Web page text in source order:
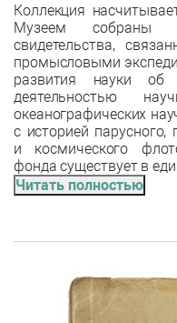
Коллекция
Музеем собраны
свидетельства,
промысловыми
развития науки об
деятельностью
океанографических
с историей
и космического
фонда существует в
Читать полностью